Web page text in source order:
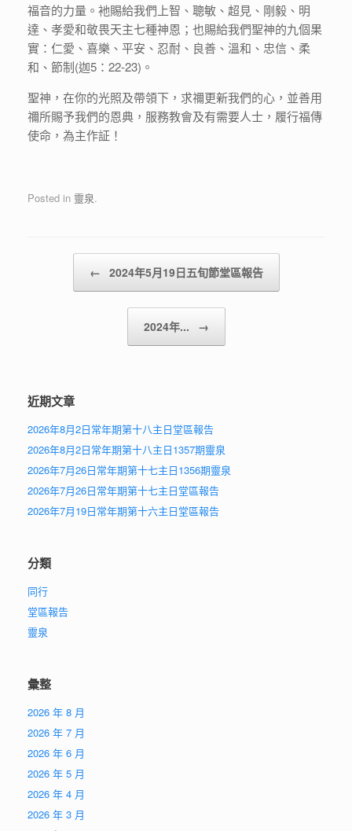
福音的力量。衪賜給我們上智、聰敏、超見、剛毅、明
達、孝愛和敬畏天主七種神恩；也賜給我們聖神的九個果
實：仁愛、喜樂、平安、忍耐、良善、溫和、忠信、柔
和、節制(迦5：22-23)。
聖神，在你的光照及帶領下，求禰更新我們的心，並善用
禰所賜予我們的恩典，服務教會及有需要人士，履行福傳
使命，為主作証！
Posted in 靈泉.
Post navigation
← 2024年5月19日五旬節堂區報告
2024年... →
近期文章
2026年8月2日常年期第十八主日堂區報告
2026年8月2日常年期第十八主日1357期靈泉
2026年7月26日常年期第十七主日1356期靈泉
2026年7月26日常年期第十七主日堂區報告
2026年7月19日常年期第十六主日堂區報告
分類
同行
堂區報告
靈泉
彙整
2026 年 8 月
2026 年 7 月
2026 年 6 月
2026 年 5 月
2026 年 4 月
2026 年 3 月